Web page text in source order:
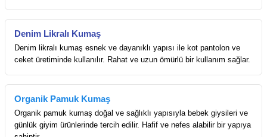
Denim Likralı Kumaş
Denim likralı kumaş esnek ve dayanıklı yapısı ile kot pantolon ve
ceket üretiminde kullanılır. Rahat ve uzun ömürlü bir kullanım sağlar.
Organik Pamuk Kumaş
Organik pamuk kumaş doğal ve sağlıklı yapısıyla bebek giysileri ve
günlük giyim ürünlerinde tercih edilir. Hafif ve nefes alabilir bir yapıya